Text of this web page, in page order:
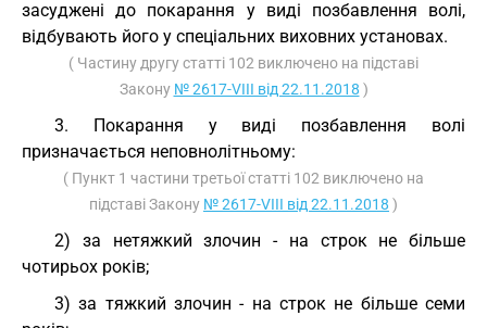
засуджені до покарання у виді позбавлення волі,
відбувають його у спеціальних виховних установах.
( Частину другу статті 102 виключено на підставі
Закону № 2617-VIII від 22.11.2018 )
3. Покарання у виді позбавлення волі
призначається неповнолітньому:
( Пункт 1 частини третьої статті 102 виключено на
підставі Закону № 2617-VIII від 22.11.2018 )
2) за нетяжкий злочин - на строк не більше
чотирьох років;
3) за тяжкий злочин - на строк не більше семи